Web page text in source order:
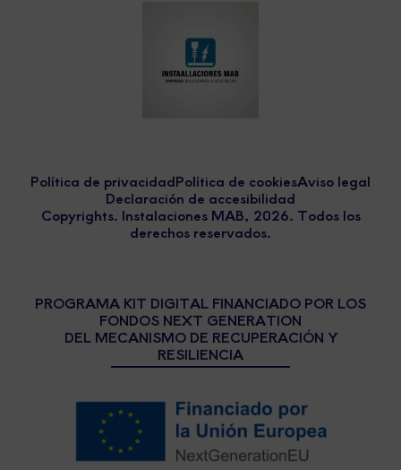
Copyrights. Instalaciones MAB, 2026. Todos los
derechos reservados.
Política de privacidadPolítica de cookiesAviso legal
Declaración de accesibilidad
PROGRAMA KIT DIGITAL FINANCIADO POR LOS
FONDOS NEXT GENERATION
DEL MECANISMO DE RECUPERACIÓN Y
RESILIENCIA